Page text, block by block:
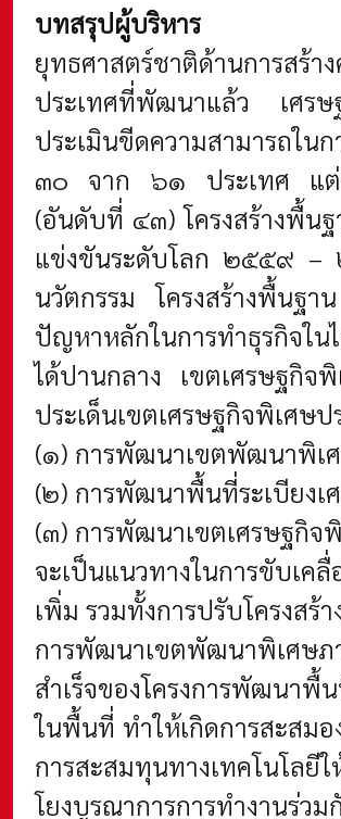
บทสรุปผู้บริหาร
ยุทธศาสตร์ชาติด้านการสร้
ประเทศที่พัฒนาแล้ว เศรษ
ประเมินขีดความสามารถใน
๓๐ จาก ๖๑ ประเทศ แต่ห
(อันดับที่ ๔๓) โครงสร้างพื้น
แข่งขันระดับโลก ๒๕๕๙ –
นวัตกรรม โครงสร้างพื้นฐ
ปัญหาหลักในการทำธุรกิจใ
ได้ปานกลาง เขตเศรษฐกิจ
ประเด็นเขตเศรษฐกิจพิเศษ
(๑) การพัฒนาเขตพัฒนาพิเ
(๒) การพัฒนาพื้นที่ระเบียงเ
(๓) การพัฒนาเขตเศรษฐกิจ
จะเป็นแนวทางในการขับเ
เพิ่ม รวมทั้งการปรับโครงส
การพัฒนาเขตพัฒนาพิเศษภ
สำเร็จของโครงการพัฒนา
ในพื้นที่ ทำให้เกิดการสะสม
การสะสมทุนทางเทคโนโลยี
โยงบูรณาการการทำงานร่ว